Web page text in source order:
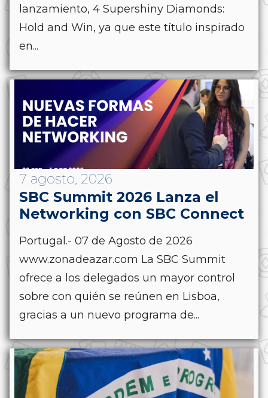
lanzamiento, 4 Supershiny Diamonds:
Hold and Win, ya que este título inspirado
en...
7 agosto, 2026
SBC Summit 2026 Lanza el
Networking con SBC Connect
Portugal.- 07 de Agosto de 2026
www.zonadeazar.com La SBC Summit
ofrece a los delegados un mayor control
sobre con quién se reúnen en Lisboa,
gracias a un nuevo programa de...